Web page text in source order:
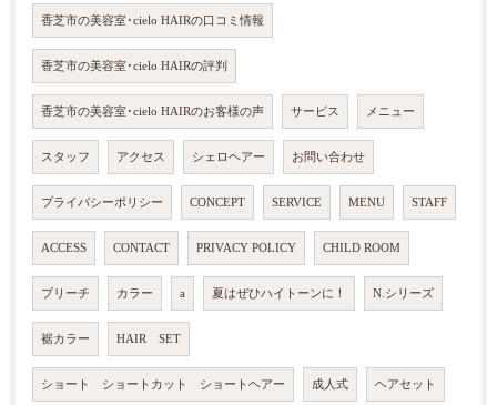
香芝市の美容室･cielo HAIRの口コミ情報
香芝市の美容室･cielo HAIRの評判
香芝市の美容室･cielo HAIRのお客様の声 サービス メニュー
スタッフ アクセス シェロヘアー お問い合わせ
プライバシーポリシー CONCEPT SERVICE MENU STAFF
ACCESS CONTACT PRIVACY POLICY CHILD ROOM
ブリーチ カラー a 夏はぜひハイトーンに！ N.シリーズ
裾カラー HAIR SET
ショート ショートカット ショートヘアー 成人式 ヘアセット